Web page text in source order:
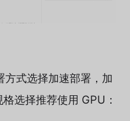
方式选择加速部署，加
选择推荐使用 GPU：